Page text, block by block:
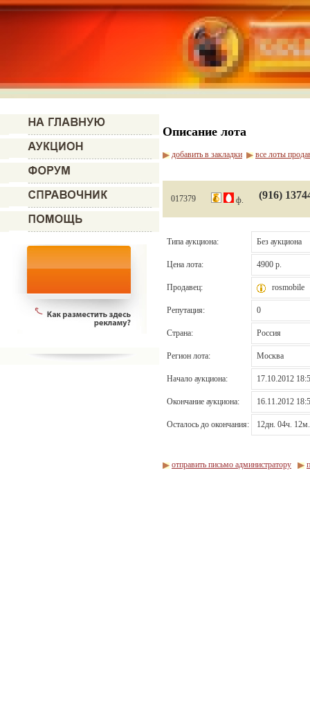
Описание лота
добавить в закладки все лоты
017379 ф. (916)
Типа аукциона: Без аукциона
Цена лота: 4900 р.
Продавец: rosmobile
Репутация: 0
Страна: Россия
Регион лота: Москва
Начало аукциона: 17.10.2012
Окончание аукциона: 16.11.2012
Осталось до окончания: 12дн. 04ч. 12м.
отправить письмо администратору